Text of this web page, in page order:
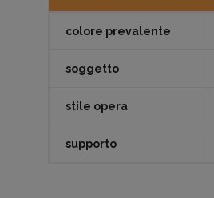
colore prevalente
soggetto
stile opera
supporto